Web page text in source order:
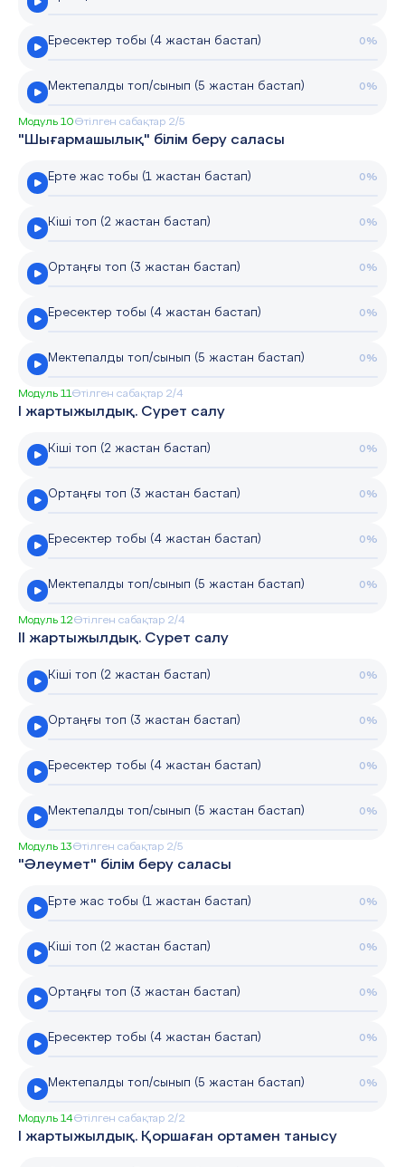
Ересектер тобы (4 жастан бастап) 0%
Мектепалды топ/сынып (5 жастан бастап) 0%
Модуль 10Өтілген сабақтар 2/5
"Шығармашылық" білім беру саласы
Ерте жас тобы (1 жастан бастап) 0%
Кіші топ (2 жастан бастап) 0%
Ортаңғы топ (3 жастан бастап) 0%
Ересектер тобы (4 жастан бастап) 0%
Мектепалды топ/сынып (5 жастан бастап) 0%
Модуль 11Өтілген сабақтар 2/4
І жартыжылдық. Сурет салу
Кіші топ (2 жастан бастап) 0%
Ортаңғы топ (3 жастан бастап) 0%
Ересектер тобы (4 жастан бастап) 0%
Мектепалды топ/сынып (5 жастан бастап) 0%
Модуль 12Өтілген сабақтар 2/4
ІІ жартыжылдық. Сурет салу
Кіші топ (2 жастан бастап) 0%
Ортаңғы топ (3 жастан бастап) 0%
Ересектер тобы (4 жастан бастап) 0%
Мектепалды топ/сынып (5 жастан бастап) 0%
Модуль 13Өтілген сабақтар 2/5
"Әлеумет" білім беру саласы
Ерте жас тобы (1 жастан бастап) 0%
Кіші топ (2 жастан бастап) 0%
Ортаңғы топ (3 жастан бастап) 0%
Ересектер тобы (4 жастан бастап) 0%
Мектепалды топ/сынып (5 жастан бастап) 0%
Модуль 14Өтілген сабақтар 2/2
І жартыжылдық. Қоршаған ортамен танысу